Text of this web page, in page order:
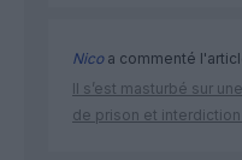
Nicoa commenté
Il s’est masturbé sur
de prison et